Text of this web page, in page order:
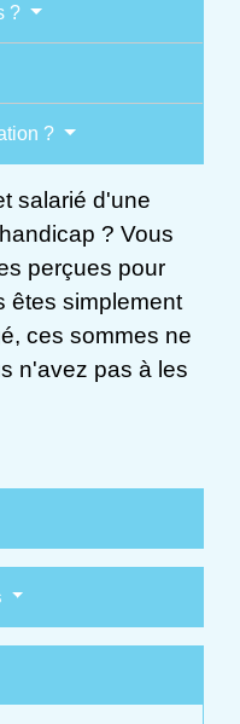
?
?
salarié d'une
? Vous
perçues pour
êtes simplement
ces sommes ne
n'avez pas à les